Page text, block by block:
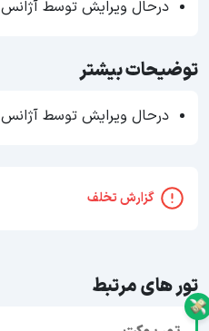
درحال ویرایش توسط آژانس
توضیحات بیشتر
درحال ویرایش توسط آژانس
گزارش تخلف
تور های مرتبط